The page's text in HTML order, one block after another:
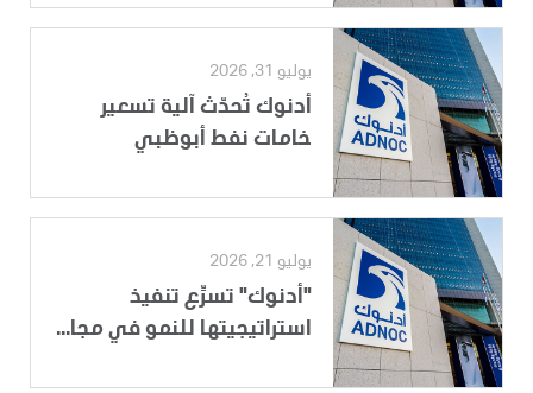
يوليو 31, 2026
أدنوك تُحدّث آلية تسعير
خامات نفط أبوظبي
يوليو 21, 2026
"أدنوك" تسرِّع تنفيذ
استراتيجيتها للنمو في مجا...